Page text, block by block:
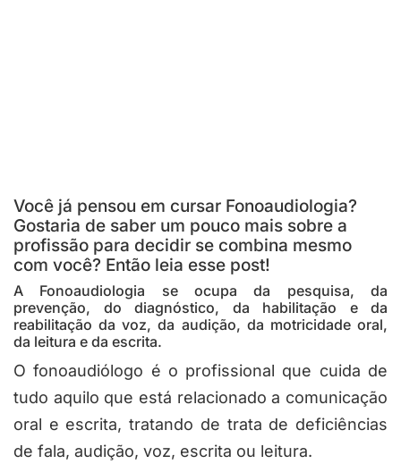
Você já pensou em cursar Fonoaudiologia?
Gostaria de saber um pouco mais sobre a
profissão para decidir se combina mesmo
com você? Então leia esse post!
A Fonoaudiologia se ocupa da pesquisa, da
prevenção, do diagnóstico, da habilitação e da
reabilitação da voz, da audição, da motricidade oral,
da leitura e da escrita.
O fonoaudiólogo é o profissional que cuida de
tudo aquilo que está relacionado a comunicação
oral e escrita, tratando de trata de deficiências
de fala, audição, voz, escrita ou leitura.